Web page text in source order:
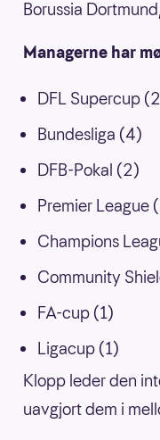
Borussia
Managerne har
DFL Supercup
Bundesliga (4)
DFB-Pokal (2)
Premier League
Champions
Community
FA-cup (1)
Ligacup (1)
Klopp leder den
uavgjort dem i